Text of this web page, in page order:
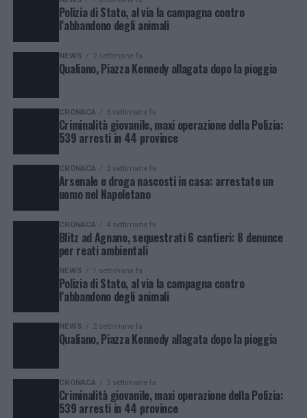
Polizia di Stato, al via la campagna contro
l’abbandono degli animali
NEWS 2 settimane fa
Qualiano, Piazza Kennedy allagata dopo la pioggia
CRONACA 3 settimane fa
Criminalità giovanile, maxi operazione della Polizia:
539 arresti in 44 province
CRONACA 3 settimane fa
Arsenale e droga nascosti in casa: arrestato un
uomo nel Napoletano
CRONACA 4 settimane fa
Blitz ad Agnano, sequestrati 6 cantieri: 8 denunce
per reati ambientali
NEWS 1 settimana fa
Polizia di Stato, al via la campagna contro
l’abbandono degli animali
NEWS 2 settimane fa
Qualiano, Piazza Kennedy allagata dopo la pioggia
CRONACA 3 settimane fa
Criminalità giovanile, maxi operazione della Polizia:
539 arresti in 44 province